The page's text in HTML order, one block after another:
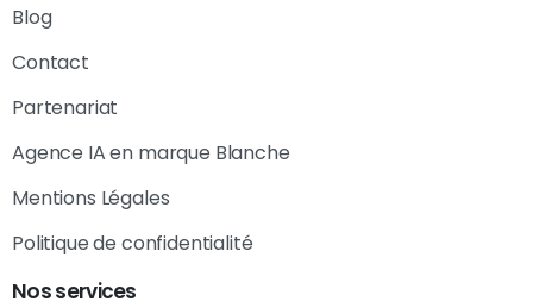
Blog
Contact
Partenariat
Agence IA en marque Blanche
Mentions Légales
Politique de confidentialité
Nosservices